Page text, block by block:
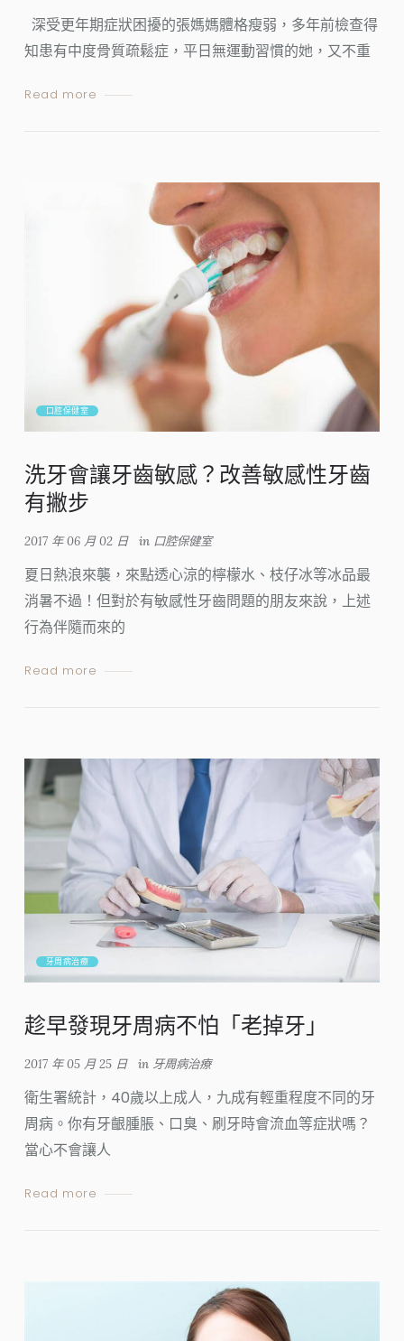
深受更年期症狀困擾的張媽媽體格瘦弱，多年前檢查得
知患有中度骨質疏鬆症，平日無運動習慣的她，又不重
Read more
口腔保健室
洗牙會讓牙齒敏感？改善敏感性牙齒
有撇步
2017 年 06 月 02 日 in 口腔保健室
夏日熱浪來襲，來點透心涼的檸檬水、枝仔冰等冰品最
消暑不過！但對於有敏感性牙齒問題的朋友來說，上述
行為伴隨而來的
Read more
牙周病治療
趁早發現牙周病不怕「老掉牙」
2017 年 05 月 25 日 in 牙周病治療
衛生署統計，40歲以上成人，九成有輕重程度不同的牙
周病。你有牙齦腫脹、口臭、刷牙時會流血等症狀嗎？
當心不會讓人
Read more